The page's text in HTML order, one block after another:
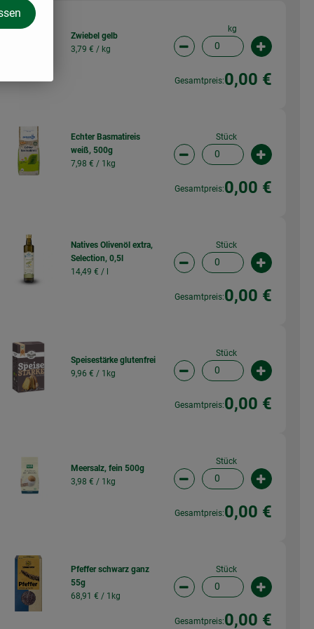
Zwiebel gelb
3,79 € / kg
kg
Artikelanzahl verringern
Gesamtpreis:0,00 €
ändern
Echter Basmatireis
weiß, 500g
7,98 € / 1kg
Stück
Artikelanzahl verringern
Gesamtpreis:0,00 €
ändern
Natives Olivenöl extra,
Selection, 0,5l
14,49 € /
Stück
Artikelanzahl verringern
Gesamtpreis:0,00 €
ändern
Speisestärke glutenfrei
9,96 € / 1kg
Stück
Artikelanzahl verringern
Gesamtpreis:0,00 €
ändern
Meersalz, fein 500g
3,98 € / 1kg
Stück
Artikelanzahl verringern
Gesamtpreis:0,00 €
ändern
Pfeffer schwarz ganz
55g
68,91 € / 1kg
Stück
Artikelanzahl verringern
Gesamtpreis:0,00 €